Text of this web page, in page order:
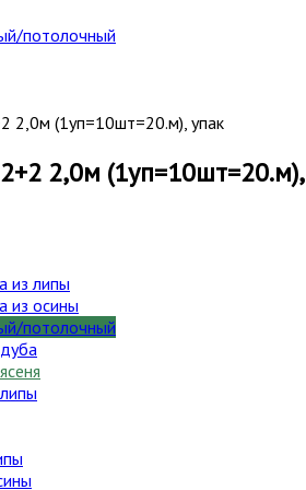
потолочный
2,0м (1уп=10шт=20.м), упак
2,0м
из липы
из осины
потолочный